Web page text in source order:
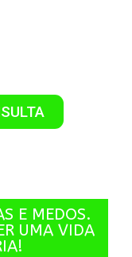
E MEDOS.
UMA VIDA